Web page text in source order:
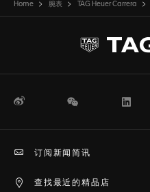
Home 腕表 TAG Heuer Carrera
微博 WeChat
查找最近的精品店
订阅新闻简讯